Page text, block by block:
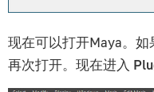
高级｜Advanced
电商插件｜E-
E-Learning/
现在可以打开Maya。
再次打开。现在进入